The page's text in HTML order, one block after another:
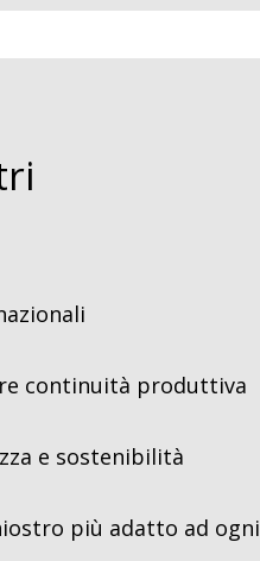
continuità produttiva
e sostenibilità
più adatto ad ogni